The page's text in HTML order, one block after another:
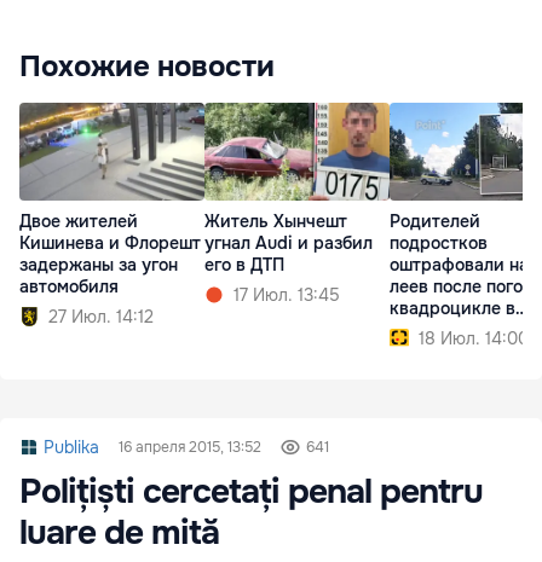
Похожие новости
Двое жителей
Кишинева и Флорешт
задержаны за угон
автомобиля
27 Июл. 14:12
Житель Хынчешт
угнал Audi и разбил
его в ДТП
17 Июл. 13:45
Родителей
подростков
оштрафовали на
леев после
квадроцикле в
Сороках18 Июл. 14:00
Publika 16 апреля 2015, 13:52 641
Polițiști cercetați penal pentru
luare de mită